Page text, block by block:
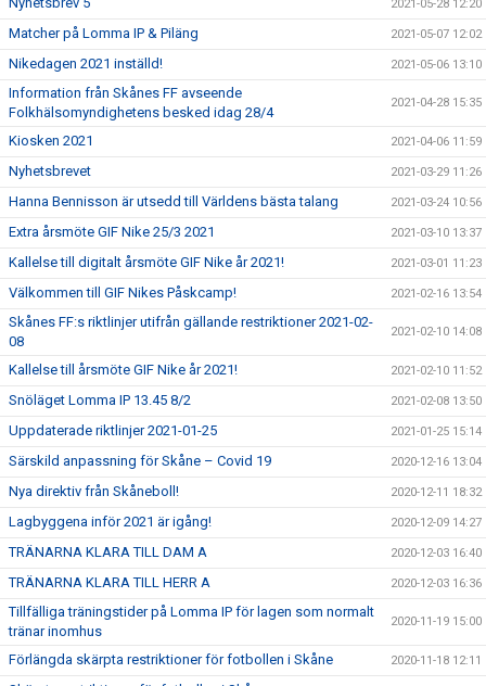
2021-05-28 12:20
Matcher på Lomma IP & Piläng 2021-05-07 12:02
Nikedagen 2021 inställd! 2021-05-06 13:10
Information från Skånes FF avseende
Folkhälsomyndighetens besked idag 28/4
2021-04-28 15:35
Kiosken 2021 2021-04-06 11:59
Nyhetsbrevet 2021-03-29 11:26
Hanna Bennisson är utsedd till Världens bästa talang 2021-03-24 10:56
Extra årsmöte GIF Nike 25/3 2021 2021-03-10 13:37
Kallelse till digitalt årsmöte GIF Nike år 2021! 2021-03-01 11:23
Välkommen till GIF Nikes Påskcamp! 2021-02-16 13:54
Skånes FF:s riktlinjer utifrån gällande restriktioner 2021-02-
08
2021-02-10 14:08
Kallelse till årsmöte GIF Nike år 2021! 2021-02-10 11:52
Snöläget Lomma IP 13.45 8/2 2021-02-08 13:50
Uppdaterade riktlinjer 2021-01-25 2021-01-25 15:14
Särskild anpassning för Skåne – Covid 19 2020-12-16 13:04
Nya direktiv från Skåneboll! 2020-12-11 18:32
Lagbyggena inför 2021 är igång! 2020-12-09 14:27
TRÄNARNA KLARA TILL DAM A 2020-12-03 16:40
TRÄNARNA KLARA TILL HERR A 2020-12-03 16:36
Tillfälliga träningstider på Lomma IP för lagen som normalt
tränar inomhus
2020-11-19 15:00
Förlängda skärpta restriktioner för fotbollen i Skåne 2020-11-18 12:11